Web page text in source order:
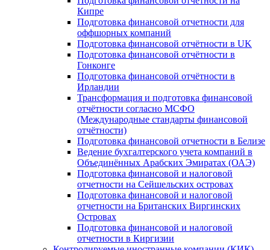
Кипре
Подготовка финансовой отчетности для
оффшорных компаний
Подготовка финансовой отчётности в UK
Подготовка финансовой отчётности в
Гонконге
Подготовка финансовой отчётности в
Ирландии
Трансформация и подготовка финансовой
отчётности согласно МСФО
(Международные стандарты финансовой
отчётности)
Подготовка финансовой отчетности в Белизе
Ведение бухгалтерского учета компаний в
Объединённых Арабских Эмиратах (ОАЭ)
Подготовка финансовой и налоговой
отчетности на Сейшельских островах
Подготовка финансовой и налоговой
отчетности на Британских Виргинских
Островах
Подготовка финансовой и налоговой
отчетности в Киргизии